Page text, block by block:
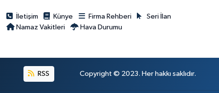
İletişim Künye Firma Rehberi
Seri İlan
Namaz Vakitleri
Hava Durumu
RSS Copyright © 2023. Her hakkı saklıdır.